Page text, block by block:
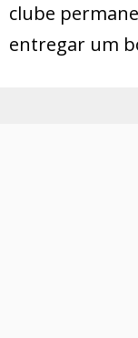
clube
entregar um